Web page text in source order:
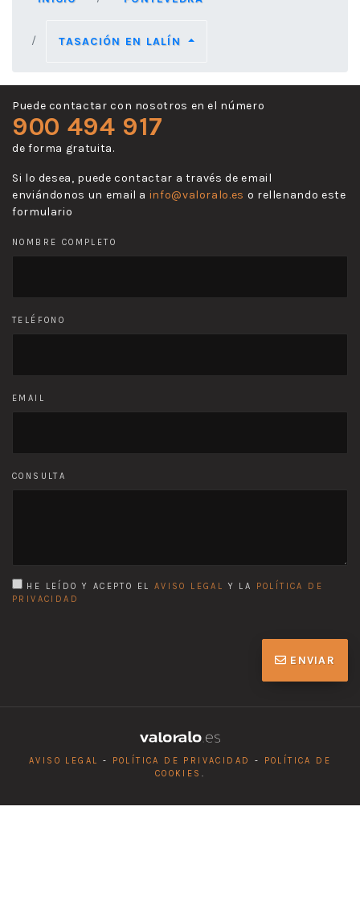
TASACIÓN EN LALÍN
Puede contactar con nosotros en el número
900 494 917
de forma gratuita.
Si lo desea, puede contactar a través de email
enviándonos un email a info@valoralo.es o rellenando este
formulario
NOMBRE COMPLETO
TELÉFONO
EMAIL
CONSULTA
HE LEÍDO Y ACEPTO EL AVISO LEGAL Y LA
POLÍTICA DE
PRIVACIDAD
ENVIAR
AVISO LEGAL - POLÍTICA DE PRIVACIDAD -
POLÍTICA DE
COOKIES .